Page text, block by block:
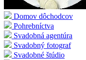
Domov dôchodcov
Pohrebníctva
Svadobná agentúra
Svadobný fotograf
Svadobné štúdio